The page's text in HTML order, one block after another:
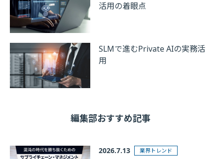
活用の着眼点
SLMで進むPrivate AIの実務活
用
編集部おすすめ記事
2026.7.13 業界トレンド